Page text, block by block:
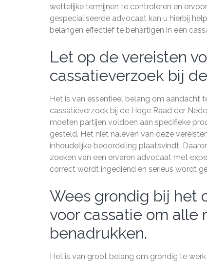
wettelijke termijnen te controleren en
gespecialiseerde advocaat kan u hierbij
belangen effectief te behartigen in een
Let op de vereisten
cassatieverzoek bij
Het is van essentieel belang om aandacht
cassatieverzoek bij de Hoge Raad der
moeten partijen voldoen aan specifieke
gesteld. Het niet naleven van deze
inhoudelijke beoordeling plaatsvindt.
zoeken van een ervaren advocaat met
correct wordt ingediend en serieus wordt
Wees grondig bij het
voor cassatie om
benadrukken.
Het is van groot belang om grondig te